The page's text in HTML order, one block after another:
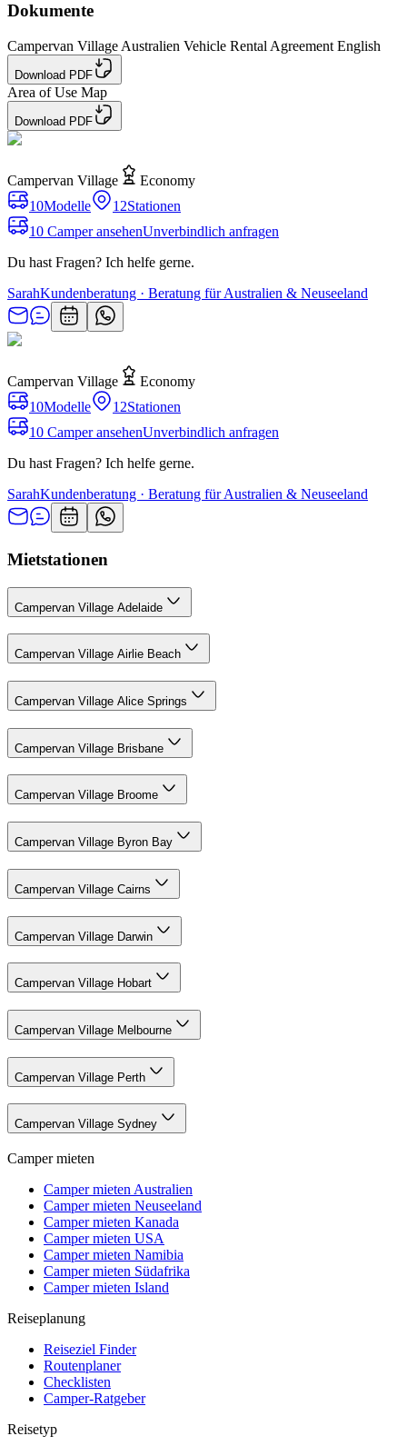
Dokumente
Campervan Village Australien Vehicle Rental Agreement English
Download PDF
Area of Use Map
Download PDF
Campervan Village
Economy
10Modelle 12Stationen
10 Camper ansehenUnverbindlich anfragen
Du hast Fragen? Ich helfe gerne.
SarahKundenberatung · Beratung für Australien & Neuseeland
Campervan Village
Economy
10Modelle 12Stationen
10 Camper ansehenUnverbindlich anfragen
Du hast Fragen? Ich helfe gerne.
SarahKundenberatung · Beratung für Australien & Neuseeland
Mietstationen
Campervan Village Adelaide
Campervan Village Airlie Beach
Campervan Village Alice Springs
Campervan Village Brisbane
Campervan Village Broome
Campervan Village Byron Bay
Campervan Village Cairns
Campervan Village Darwin
Campervan Village Hobart
Campervan Village Melbourne
Campervan Village Perth
Campervan Village Sydney
Camper mieten
Camper mieten Australien
Camper mieten Neuseeland
Camper mieten Kanada
Camper mieten USA
Camper mieten Namibia
Camper mieten Südafrika
Camper mieten Island
Reiseplanung
Reiseziel Finder
Routenplaner
Checklisten
Camper-Ratgeber
Reisetyp